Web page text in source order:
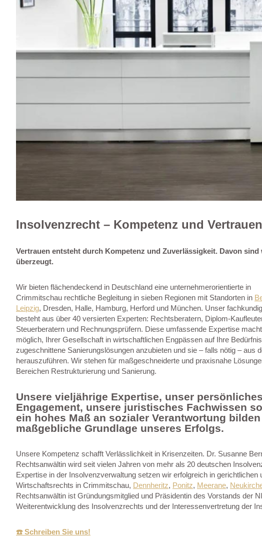
Insolvenzrecht – Kompetenz und
Vertrauen entsteht durch Kompetenz und Zuverlässigkeit. Davon sind
überzeugt.
Wir bieten flächendeckend in Deutschland eine unternehmerorientierte in
Crimmitschau rechtliche Begleitung in sieben Regionen mit Standorten in
Leipzig, Dresden, Halle, Hamburg, Herford und München. Unser
besteht aus über 40 versierten Experten: Rechtsberatern, Diplom-
Steuerberatern und Rechnungsprüfern. Diese umfassende Expertise
möglich, Ihrer Gesellschaft in wirtschaftlichen Engpässen auf Ihre
zugeschnittene Sanierungslösungen anzubieten und sie – falls nötig – aus
herauszuführen. Wir stehen für maßgeschneiderte und praxisnahe
Bereichen Restrukturierung und Sanierung.
Unsere vieljährige Expertise, unser persönliches
Engagement, unsere juristisches Fachwissen
ein hohes Maß an sozialer Verantwortung
maßgebliche Grundlage unseres Erfolgs.
Unsere Kompetenz schafft Verlässlichkeit in Krisenzeiten. Dr. Susanne
Rechtsanwältin wird seit vielen Jahren von mehr als 20 deutschen
Expertise in der Insolvenzverwaltung setzen wir erfolgreich in
Wirtschaftsrechts in Crimmitschau, Dennheritz, Ponitz, Meerane,
Rechtsanwältin ist Gründungsmitglied und Präsidentin des Vorstands der
Weiterentwicklung des Insolvenzrechts und der Interessenvertretung der
☎️ Schreiben Sie uns!